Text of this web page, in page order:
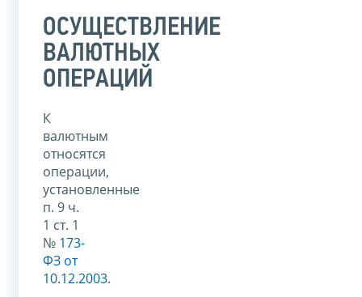
ОСУЩЕСТВЛЕНИЕ
ВАЛЮТНЫХ
ОПЕРАЦИЙ
К
валютным
относятся
операции,
установленные
п. 9 ч.
1 ст. 1
№ 173-
ФЗ от
10.12.2003.